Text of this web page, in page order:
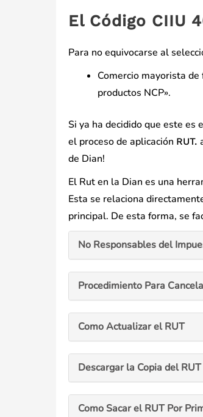
El Código CIIU
Para no equivocarse al
Comercio mayorista
productos NCP».
Si ya ha decidido que este es
el proceso de aplicación RUT.
de Dian!
El Rut en la Dian es una
Esta se relaciona
principal. De esta forma, se
No Responsables del
Procedimiento Para
Como Actualizar el RUT
Descargar la Copia del
Como Sacar el RUT Por